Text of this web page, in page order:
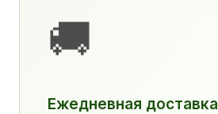
🚚
Ежедневная доставка